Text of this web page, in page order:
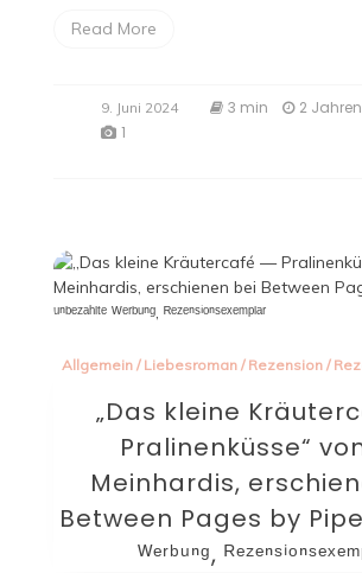
Read More
9. Juni 2024 3 min 2 Jahren
1
Allgemein / Liebesroman / Rezension /
„Das kleine
Pralinenküsse“
Meinhardis,
Between Pages by Piper
ᵂᵉʳᵇᵘⁿᵍ,